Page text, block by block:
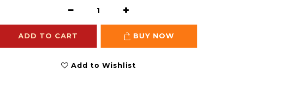
ADD TO CART BUY NOW
Add to Wishlist